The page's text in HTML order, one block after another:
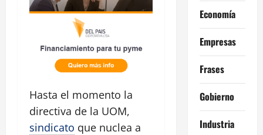
Hasta el momento la
directiva de la UOM,
sindicato que nuclea a
Economía
Empresas
Frases
Gobierno
Industria